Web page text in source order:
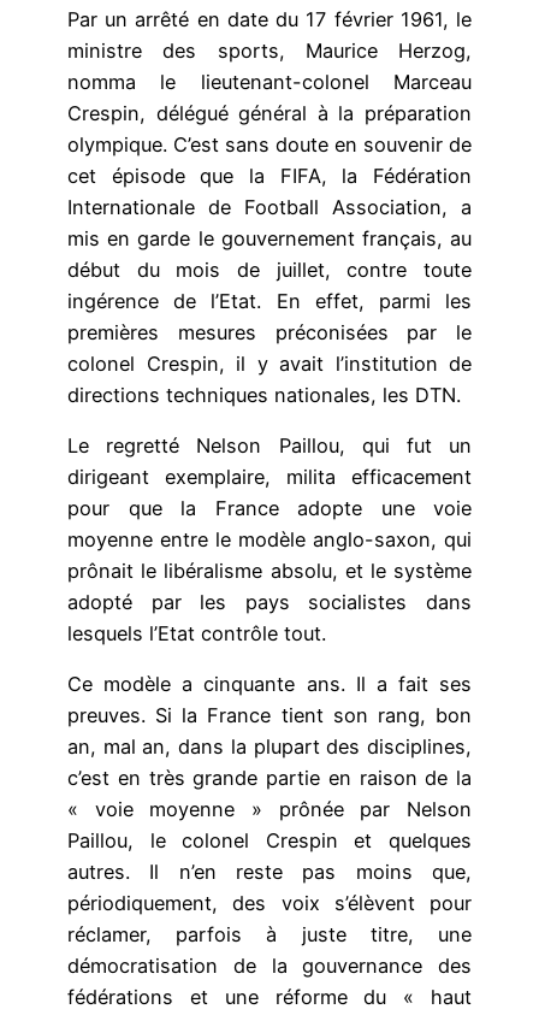
Par un arrêté en date du 17 février 1961, le
ministre des sports, Maurice Herzog,
nomma le lieutenant-colonel Marceau
Crespin, délégué général à la préparation
olympique. C’est sans doute en souvenir de
cet épisode que la FIFA, la Fédération
Internationale de Football Association, a
mis en garde le gouvernement français, au
début du mois de juillet, contre toute
ingérence de l’Etat. En effet, parmi les
premières mesures préconisées par le
colonel Crespin, il y avait l’institution de
directions techniques nationales, les DTN.
Le regretté Nelson Paillou, qui fut un
dirigeant exemplaire, milita efficacement
pour que la France adopte une voie
moyenne entre le modèle anglo-saxon, qui
prônait le libéralisme absolu, et le système
adopté par les pays socialistes dans
lesquels l’Etat contrôle tout.
Ce modèle a cinquante ans. Il a fait ses
preuves. Si la France tient son rang, bon
an, mal an, dans la plupart des disciplines,
c’est en très grande partie en raison de la
« voie moyenne » prônée par Nelson
Paillou, le colonel Crespin et quelques
autres. Il n’en reste pas moins que,
périodiquement, des voix s’élèvent pour
réclamer, parfois à juste titre, une
démocratisation de la gouvernance des
fédérations et une réforme du « haut